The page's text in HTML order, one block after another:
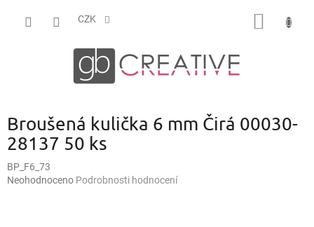
CZK
Broušená kulička 6 mm Čirá 00030-
28137 50 ks
BP_F6_73
Průměrné
Neohodnoceno Podrobnosti hodnocení